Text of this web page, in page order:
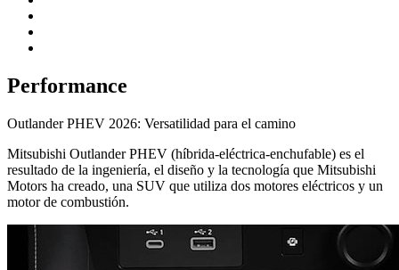
Performance
Outlander PHEV 2026: Versatilidad para el camino
Mitsubishi Outlander PHEV (híbrida-eléctrica-enchufable) es el
resultado de la ingeniería, el diseño y la tecnología que Mitsubishi
Motors ha creado, una SUV que utiliza dos motores eléctricos y un
motor de combustión.